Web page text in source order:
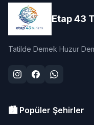
Etap 43
Tatilde Demek Huzur
🏙️ Popüler Şehirler